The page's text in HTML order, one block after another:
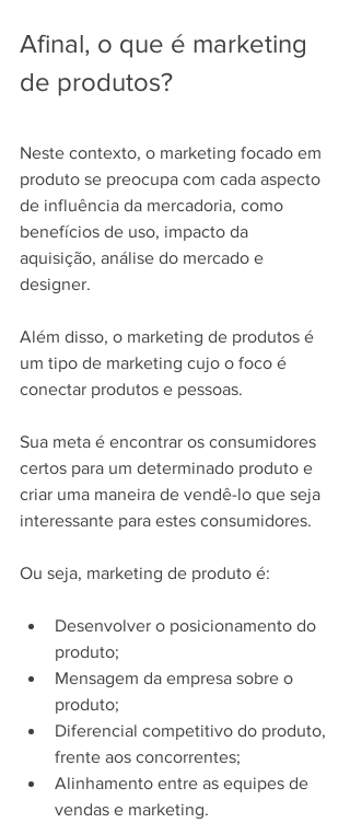
Afinal, o que é marketing
de produtos?
Neste contexto, o marketing focado em
produto se preocupa com cada aspecto
de influência da mercadoria, como
benefícios de uso, impacto da
aquisição, análise do mercado e
designer.
Além disso, o marketing de produtos é
um tipo de marketing cujo o foco é
conectar produtos e pessoas.
Sua meta é encontrar os consumidores
certos para um determinado produto e
criar uma maneira de vendê-lo que seja
interessante para estes consumidores.
Ou seja, marketing de produto é:
Desenvolver o posicionamento do
produto;
Mensagem da empresa sobre o
produto;
Diferencial competitivo do produto,
frente aos concorrentes;
Alinhamento entre as equipes de
vendas e marketing.